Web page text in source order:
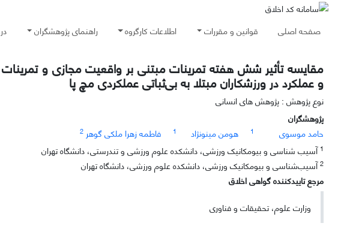
صفحه اصلی قوانین و مقررات اطلاعات کارگروه راهنمای پژوهشگران
مقایسه تأثیر شش هفته تمرینات مبتنی بر واقعیت مجازی و تمرینات
و عملکرد در ورزشکاران مبتلا به بی‌ثباتی عملکردی مچ پا
نوع پژوهش : پژوهش های انسانی
پژوهشگران
حامد موسوی
1 هومن مینونژاد 1 فاطمه زهرا ملکی گوهر 2
1 آسیب شناسی و بیومکانیک ورزشی، دانشکده علوم ورزشی و تندرستی، دانشگاه تهران
2آسیب‌شناسی و بیومکانیک ورزشی، دانشکده علوم ورزشی، دانشگاه تهران
مرجع تاییدکننده گواهی اخلاق
وزارت علوم، تحقیقات و فناوری